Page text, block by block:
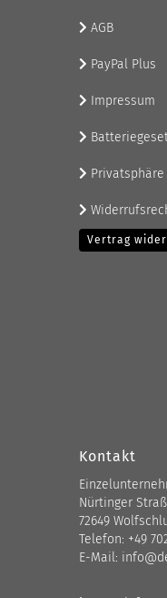
AGB
PayPal Plus
Impressum
Vertrag
Kontakt
Nürtinger
72649
Telefon: +49
E-Mail: